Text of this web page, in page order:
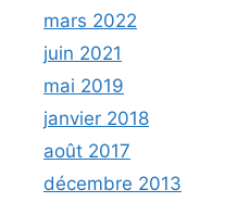
mars 2022
juin 2021
mai 2019
janvier 2018
août 2017
décembre 2013